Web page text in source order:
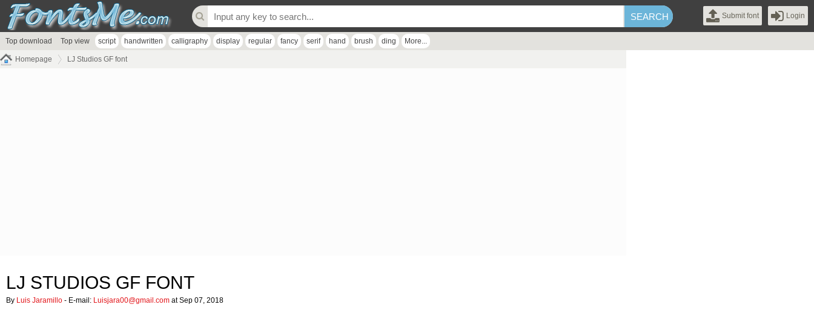
Submit font Login
Top download Top view script handwritten calligraphy display regular fancy serif hand brush ding More...
Homepage LJ Studios GF font
LJ STUDIOS GF FONT
By Luis Jaramillo - E-mail: Luisjara00@gmail.com at Sep 07, 2018